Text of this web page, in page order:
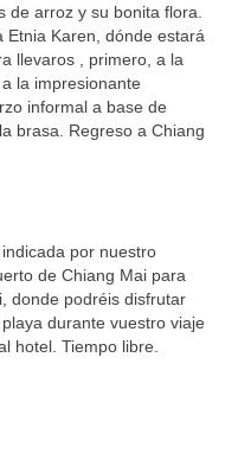
de arroz y su bonita flora.
Etnia Karen, dónde estará
llevaros , primero, a la
la impresionante
informal a base de
brasa. Regreso a Chiang
por nuestro
de Chiang Mai para
donde podréis disfrutar
durante vuestro viaje
hotel. Tiempo libre.